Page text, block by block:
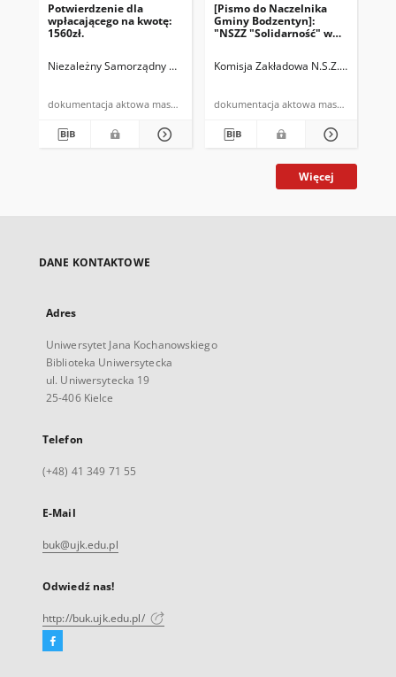
Potwierdzenie dla
wpłacającego na kwotę:
1560zł.
Niezależny Samorządny Związek Zawodowy "Solidarność" w Urzędzie
dokumentacja aktowa maszynopis
[Pismo do Naczelnika
Gminy Bodzentyn]:
"NSZZ "Solidarność" w
Komisja Zakładowa N.S.Z.Z.
dokumentacja aktowa maszynopis
Więcej
DANE KONTAKTOWE
Adres
Uniwersytet Jana Kochanowskiego
Biblioteka Uniwersytecka
ul. Uniwersytecka 19
25-406 Kielce
Telefon
(+48) 41 349 71 55
E-Mail
buk@ujk.edu.pl
Odwiedź nas!
http://buk.ujk.edu.pl/
Facebook